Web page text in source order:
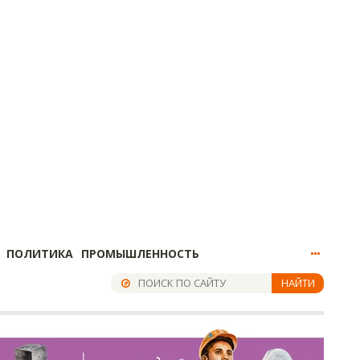
ПОЛИТИКА ПРОМЫШЛЕННОСТЬ
НАЙТИ